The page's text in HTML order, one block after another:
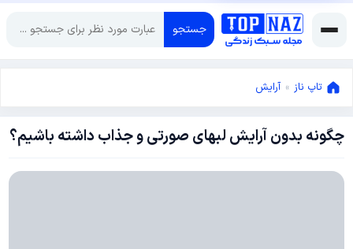
جستجو
تاپ ناز » آرایش
چگونه بدون آرایش لبهای صورتی و جذاب داشته باشیم؟
مارس
2016